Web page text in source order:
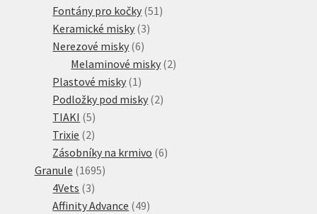
Fontány pro kočky 51 51
Keramické misky 33
Nerezové misky 66
produktů
Melaminové misky 22
Plastové misky 1 1
produkt
Podložky pod misky 22
TIAKI 55
produktů
Trixie 22
produkty
Zásobníky na krmivo 66
Granule 16951695
4Vets 33
produkty
Affinity Advance 4949